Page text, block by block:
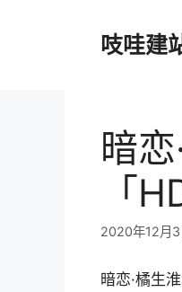
吱哇建
暗
「
2020年12月3
暗恋·橘生